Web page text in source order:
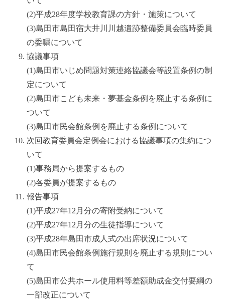
(2)平成28年度学校教育課の方針・施策について
(3)島田市島田宿大井川川越遺跡整備委員会臨時委員
の委嘱について
協議事項
(1)島田市いじめ問題対策連絡協議会等設置条例の制
定について
(2)島田市こども未来・夢基金条例を廃止する条例に
ついて
(3)島田市民会館条例を廃止する条例について
次回教育委員会定例会における協議事項の集約につ
いて
(1)事務局から提案するもの
(2)各委員が提案するもの
報告事項
(1)平成27年12月分の寄附受納について
(2)平成27年12月分の生徒指導について
(3)平成28年島田市成人式の出席状況について
(4)島田市民会館条例施行規則を廃止する規則につい
て
(5)島田市公共ホール使用料等差額助成金交付要綱の
一部改正について